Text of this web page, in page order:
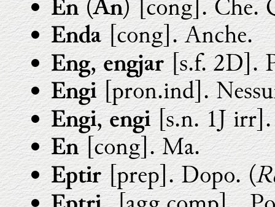
En(An) [cong]. Che.
Enda[cong]. Anche.
Eng,engjar[s.f. 2D].
Engi[pron.ind].
Engi,engi[s.n. 1J
En[cong]. Ma.
Eptir[prep]. Dopo. (